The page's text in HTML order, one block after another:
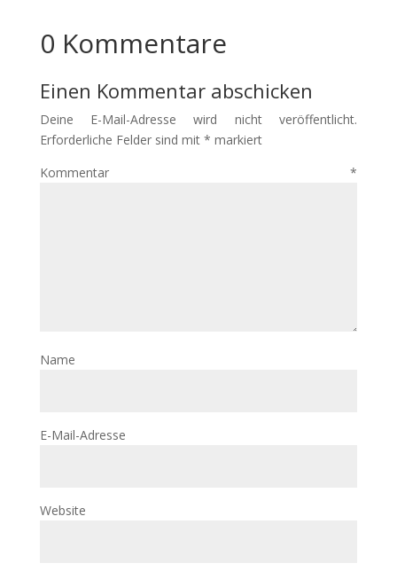
0 Kommentare
Einen Kommentar abschicken
Deine E-Mail-Adresse wird nicht veröffentlicht.
Erforderliche Felder sind mit * markiert
Kommentar*
Name
E-Mail-Adresse
Website